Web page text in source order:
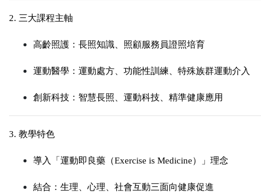
2. 三大課程主軸
高齡照護 ：長照知識、照顧服務員證照培育
運動醫學 ：運動處方、功能性訓練、特殊族群運動介入
創新科技 ：智慧長照、運動科技、精準健康應用
3. 教學特色
導入「運動即良藥（Exercise is Medicine）」理念
結合： 生理、心理、社會互動三面向健康促進